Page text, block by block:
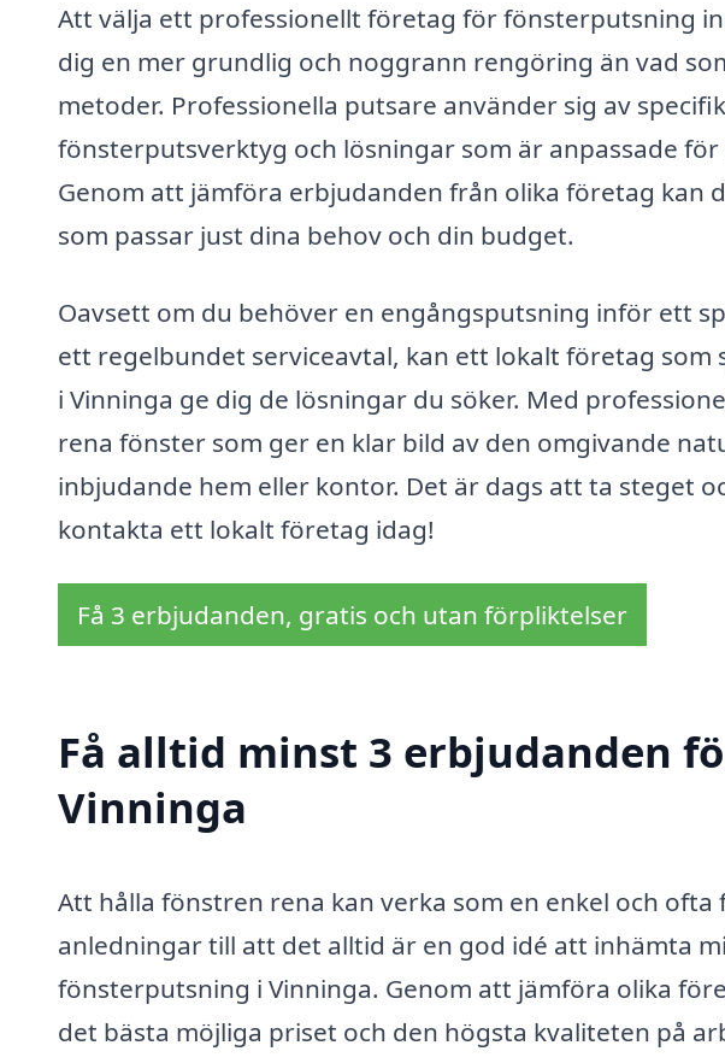
Att välja ett professionellt företag för fönsterputsning
dig en mer grundlig och noggrann rengöring än vad
metoder. Professionella putsare använder sig av
fönsterputsverktyg och lösningar som är anpassade
Genom att jämföra erbjudanden från olika företag kan
som passar just dina behov och din budget.
Oavsett om du behöver en engångsputsning inför ett
ett regelbundet serviceavtal, kan ett lokalt företag som
i Vinninga ge dig de lösningar du söker. Med
rena fönster som ger en klar bild av den omgivande
inbjudande hem eller kontor. Det är dags att ta steget
kontakta ett lokalt företag idag!
Få 3 erbjudanden, gratis och utan förpliktelser
Få alltid minst 3 erbjudanden
Vinninga
Att hålla fönstren rena kan verka som en enkel och
anledningar till att det alltid är en god idé att inhämta
fönsterputsning i Vinninga. Genom att jämföra olika
det bästa möjliga priset och den högsta kvaliteten på